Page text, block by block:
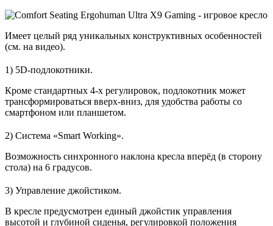
Имеет целый ряд уникальных конструктивных особенностей
(см. на видео).
1) 5D-подлокотники.
Кроме стандартных 4-х регулировок, подлокотник может
трансформироваться вверх-вниз, для удобства работы со
смартфоном или планшетом.
2) Система «Smart Working».
Возможность синхронного наклона кресла вперёд (в сторону
стола) на 6 градусов.
3) Управление джойстиком.
В кресле предусмотрен единый джойстик управления
высотой и глубиной сиденья, регулировкой положения